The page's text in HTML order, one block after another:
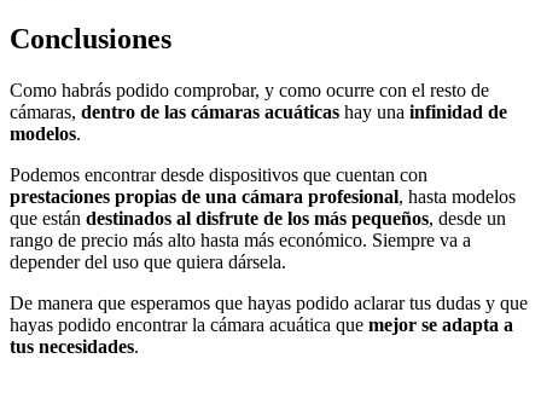
Conclusiones
Como habrás podido comprobar, y como ocurre con el resto de
cámaras, dentro de las cámaras acuáticas hay una infinidad de
modelos.
Podemos encontrar desde dispositivos que cuentan con
prestaciones propias de una cámara profesional, hasta modelos
que están destinados al disfrute de los más pequeños, desde un
rango de precio más alto hasta más económico. Siempre va a
depender del uso que quiera dársela.
De manera que esperamos que hayas podido aclarar tus dudas y que
hayas podido encontrar la cámara acuática que mejor se adapta a
tus necesidades.